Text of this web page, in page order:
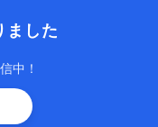
ました
中！